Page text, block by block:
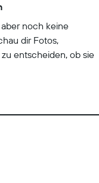
noch keine
dir Fotos,
entscheiden, ob sie